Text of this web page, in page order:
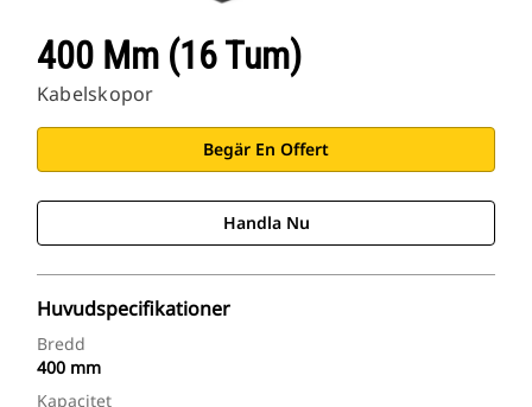
400 Mm (16 Tum)
Kabelskopor
Begär En Offert
Handla Nu
Huvudspecifikationer
Bredd
400 mm
Kapacitet